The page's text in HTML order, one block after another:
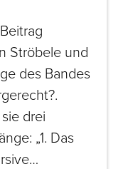
Ströbele und
des Bandes
drei
„1. Das